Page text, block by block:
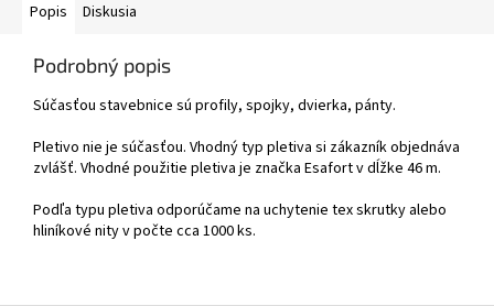
Popis Diskusia
Podrobný popis
Súčasťou stavebnice sú profily, spojky, dvierka, pánty.
Pletivo nie je súčasťou. Vhodný typ pletiva si zákazník objednáva
zvlášť. Vhodné použitie pletiva je značka Esafort v dĺžke 46 m.
Podľa typu pletiva odporúčame na uchytenie tex skrutky alebo
hliníkové nity v počte cca 1000 ks.